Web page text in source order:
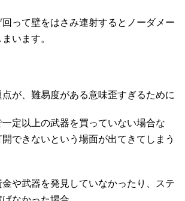
って壁をはさみ連射するとノーダメー
います。
が、難易度がある意味歪すぎるために
定以上の武器を買っていない場合な
できないという場面が出てきてしまう
や武器を発見していなかったり、ステ